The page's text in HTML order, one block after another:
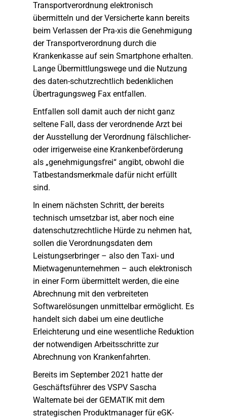
Transportverordnung elektronisch
übermitteln und der Versicherte kann bereits
beim Verlassen der Pra-xis die Genehmigung
der Transportverordnung durch die
Krankenkasse auf sein Smartphone erhalten.
Lange Übermittlungswege und die Nutzung
des daten-schutzrechtlich bedenklichen
Übertragungsweg Fax entfallen.
Entfallen soll damit auch der nicht ganz
seltene Fall, dass der verordnende Arzt bei
der Ausstellung der Verordnung fälschlicher-
oder irrigerweise eine Krankenbeförderung
als „genehmigungsfrei“ angibt, obwohl die
Tatbestandsmerkmale dafür nicht erfüllt
sind.
In einem nächsten Schritt, der bereits
technisch umsetzbar ist, aber noch eine
datenschutzrechtliche Hürde zu nehmen hat,
sollen die Verordnungsdaten dem
Leistungserbringer – also den Taxi- und
Mietwagenunternehmen – auch elektronisch
in einer Form übermittelt werden, die eine
Abrechnung mit den verbreiteten
Softwarelösungen unmittelbar ermöglicht. Es
handelt sich dabei um eine deutliche
Erleichterung und eine wesentliche Reduktion
der notwendigen Arbeitsschritte zur
Abrechnung von Krankenfahrten.
Bereits im September 2021 hatte der
Geschäftsführer des VSPV Sascha
Waltemate bei der GEMATIK mit dem
strategischen Produktmanager für eGK-